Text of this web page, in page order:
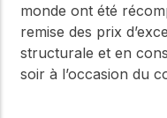
monde ont été
remise des prix
structurale et en
soir à l’occasion du